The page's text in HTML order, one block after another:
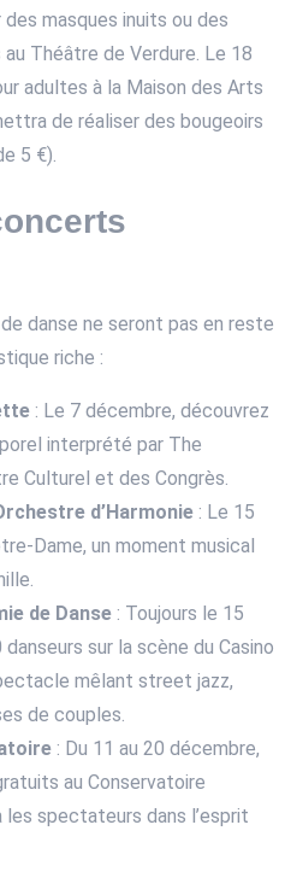
masques inuits ou des
au Théâtre de Verdure. Le 18
adultes à la Maison des Arts
de réaliser des bougeoirs
5 €).
danse ne seront pas en reste
riche :
: Le 7 décembre, découvrez
interprété par The
Culturel et des Congrès.
d’Harmonie : Le 15
Dame, un moment musical
de Danse : Toujours le 15
sur la scène du Casino
mêlant street jazz,
de couples.
: Du 11 au 20 décembre,
au Conservatoire
les spectateurs dans l’esprit